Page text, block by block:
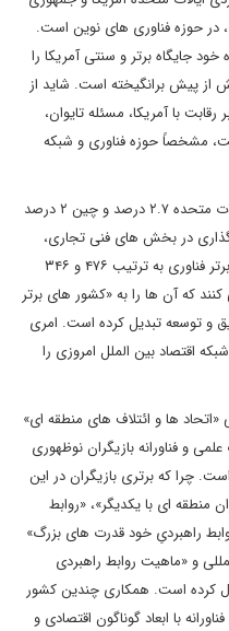
حوزه فناوری های نوین است.
جایگاه برتر و سنتی آمریکا را
از پیش برانگیخته است. شاید از
با آمریکا، مسئله تایوان،
نفت، مشخصاً حوزه فناوری و شبکه
طبق گزارشات مؤسسه آماری «یونسکو» ایالات متحده ۲.۷ درصد و چین ۲ درصد
در بخش های فنی تجاری،
دولتی و دانشگاهی می کنند. این دو قدرت برتر فناوری به ترتیب ۴۷۶ و ۳۴۶
که آن ها را به «کشور های برتر
و توسعه تبدیل کرده است. امری
اقتصاد بین الملل امروزی را
ها و ائتلاف های منطقه ای»
و فناورانه بازیگران نوظهوری
چرا که برتری بازیگران در این
منطقه ای با یکدیگر»، «روابط
راهبردیِ خود قدرت های بزرگ»
و «ماهیت روابط راهبردی
کرده است. همکاری چندین کشور
با ابعاد گوناگون اقتصادی و